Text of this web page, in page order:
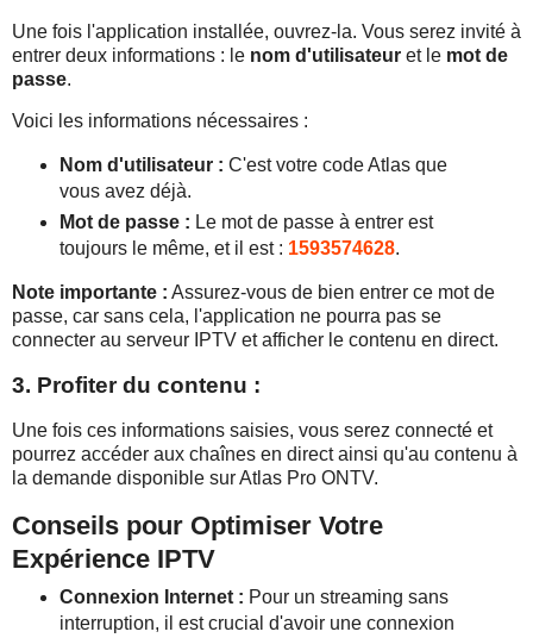
Une fois l'application installée, ouvrez-la. Vous serez invité à
entrer deux informations : le nom d'utilisateur et le mot de
passe.
Voici les informations nécessaires :
Nom d'utilisateur : C'est votre code Atlas que
vous avez déjà.
Mot de passe : Le mot de passe à entrer est
toujours le même, et il est : 1593574628.
Note importante : Assurez-vous de bien entrer ce mot de
passe, car sans cela, l'application ne pourra pas se
connecter au serveur IPTV et afficher le contenu en direct.
3. Profiter du contenu :
Une fois ces informations saisies, vous serez connecté et
pourrez accéder aux chaînes en direct ainsi qu'au contenu à
la demande disponible sur Atlas Pro ONTV.
Conseils pour Optimiser Votre
Expérience IPTV
Connexion Internet : Pour un streaming sans
interruption, il est crucial d'avoir une connexion